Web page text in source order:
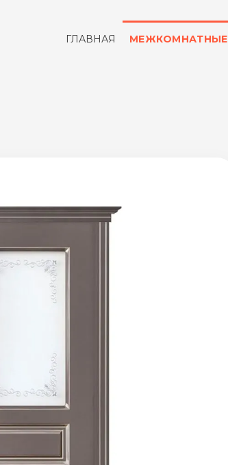
ГЛАВНАЯ МЕЖКОМНАТНЫЕ